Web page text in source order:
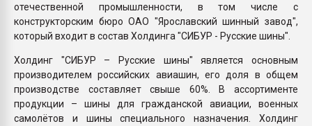
отечественной промышленности, в том числе с
конструкторским бюро ОАО "Ярославский шинный завод",
который входит в состав Холдинга "СИБУР - Русские шины".
Холдинг "СИБУР – Русские шины" является основным
производителем российских авиашин, его доля в общем
производстве составляет свыше 60%. В ассортименте
продукции – шины для гражданской авиации, военных
самолётов и шины специального назначения. Холдинг